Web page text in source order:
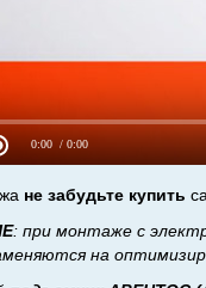
не забудьте купить
: при монтаже с
на